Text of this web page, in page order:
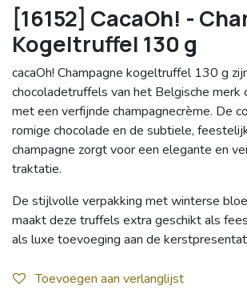
[16152] CacaOh! -
Kogeltruffel 130 g
cacaOh! Champagne kogeltruffel 130 g
chocoladetruffels van het Belgische merk
met een verfijnde champagnecrème. De
romige chocolade en de subtiele,
champagne zorgt voor een elegante en
traktatie.
De stijlvolle verpakking met winterse
maakt deze truffels extra geschikt als
als luxe toevoeging aan de
Toevoegen aan verlanglijst